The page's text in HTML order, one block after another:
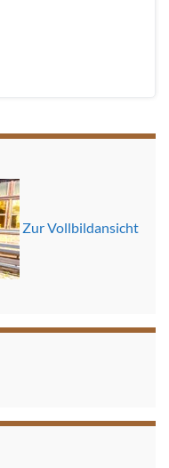
Zur Vollbildansicht